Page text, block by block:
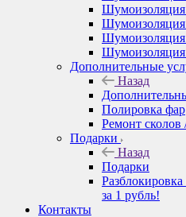
Шумоизоляция
Шумоизоляция
Шумоизоляция
Дополнительные
Назад
Полировка фар
Ремонт сколов
Подарки
Назад
Подарки
за 1 рубль!
Контакты